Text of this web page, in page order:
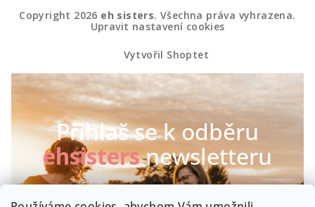
Copyright 2026 eh sisters. Všechna práva vyhrazena.
Upravit nastavení cookies
Vytvořil Shoptet
Přihlaš se k odběru
ehsistersnewsletteru
Chceš být první, kdo se dozví o našich novinkách a